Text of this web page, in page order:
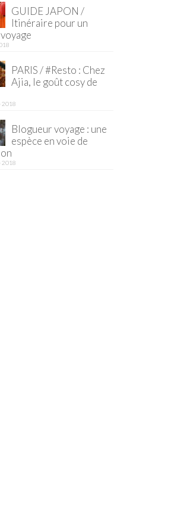
GUIDE JAPON /
Itinéraire pour un
PARIS / #Resto : Chez
Ajia, le goût cosy de
2018
Blogueur voyage : une
espèce en voie de
2018